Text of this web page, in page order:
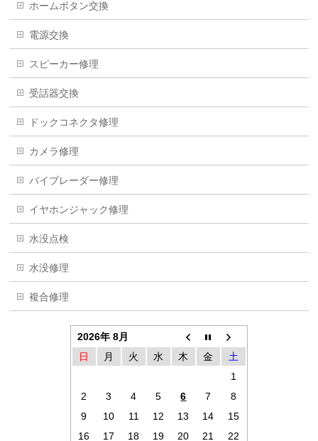
ホームボタン交換
電源交換
スピーカー修理
受話器交換
ドックコネクタ修理
カメラ修理
バイブレーダー修理
イヤホンジャック修理
水没点検
水没修理
複合修理
2026年 8月
日
月 火 水 木 金
土
1
2
3 4 5 6 7
8
9
10 11 12 13 14
15
16
17 18 19 20 21
22